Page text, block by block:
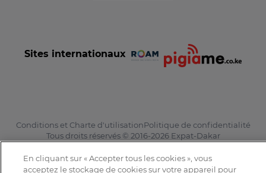
Sites internationaux
Conditions et Charte d'utilisationPolitique de confidentialité
Tous droits réservés © 2016-2026 Expat-Dakar
En cliquant sur « Accepter tous les cookies », vous
acceptez le stockage de cookies sur votre appareil pour